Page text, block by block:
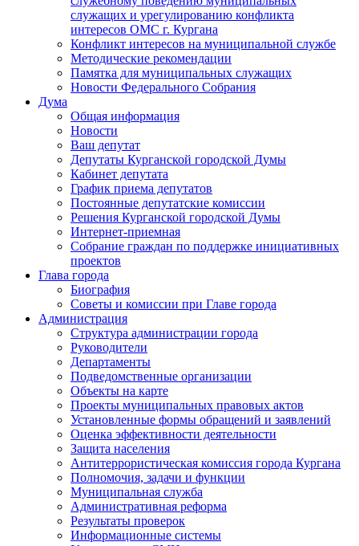
служащих и урегулированию конфликта
интересов ОМС г. Кургана
Конфликт интересов на муниципальной службе
Методические рекомендации
Памятка для муниципальных служащих
Новости Федерального Cобрания
Дума
Общая информация
Новости
Ваш депутат
Депутаты Курганской городской Думы
Кабинет депутата
График приема депутатов
Постоянные депутатские комиссии
Решения Курганской городской Думы
Интернет-приемная
Собрание граждан по поддержке инициативных
проектов
Глава города
Биография
Советы и комиссии при Главе города
Администрация
Структура администрации города
Руководители
Департаменты
Подведомственные организации
Объекты на карте
Проекты муниципальных правовых актов
Установленные формы обращений и заявлений
Оценка эффективности деятельности
Защита населения
Антитеррористическая комиссия города Кургана
Полномочия, задачи и функции
Муниципальная служба
Административная реформа
Результаты проверок
Информационные системы